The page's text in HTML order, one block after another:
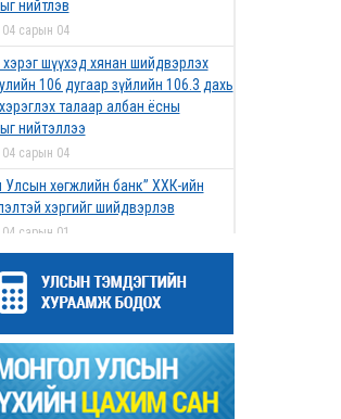
нийтлэв
сарын 04
хэрэг шүүхэд хянан шийдвэрлэх
106 дугаар зүйлийн 106.3 дахь
талаар албан ёсны
нийтэллээ
сарын 04
Улсын хөгжлийн банк” ХХК-ийн
хэргийг шийдвэрлэв
сарын 01
03 сарын 31
ажлын байрны зар
сарын 31
нарт холбогдох хэргийг